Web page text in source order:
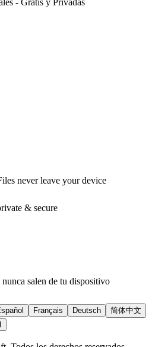
never leave your device
& secure
salen de tu dispositivo
Français Deutsch
简体中文